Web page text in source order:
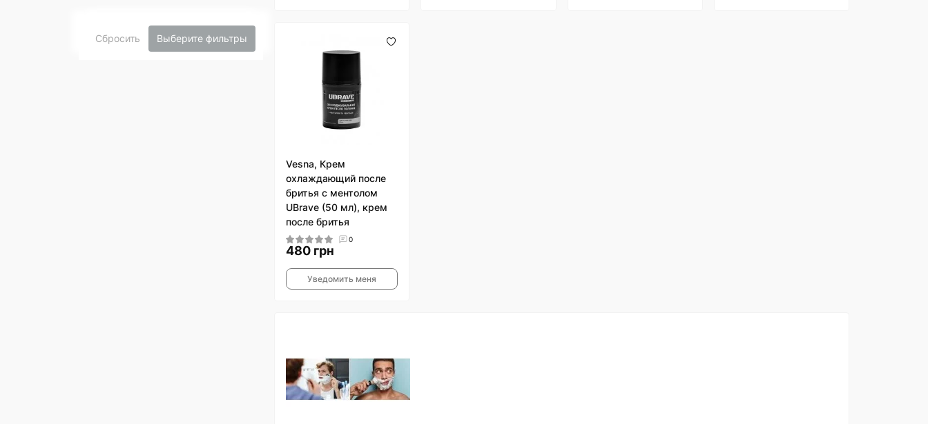
Сбросить Выберите фильтры
Vesna, Крем
охлаждающий после
бритья с ментолом
UBrave (50 мл), крем
после бритья
0
480 грн
Уведомить меня